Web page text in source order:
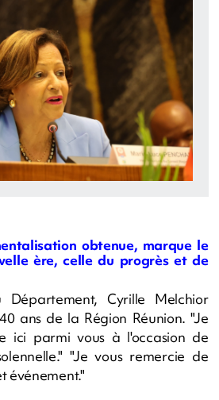
obtenue, marque le
ère, celle du progrès et de
Cyrille Melchior
ans de la Région Réunion. "Je
ici parmi vous à l'occasion de
"Je vous remercie de
événement."